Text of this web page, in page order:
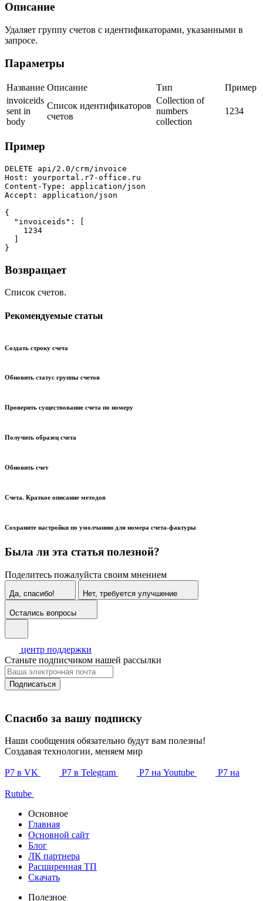
Описание
Удаляет группу счетов с идентификаторами, указанными в
запросе.
Параметры
Название Описание Тип
Пример
invoiceids
sent in
body
Список идентификаторов
счетов
Collection of
numbers
collection
1234
Пример
DELETE api/2.0/crm/invoice
Host: yourportal.r7-office.ru
Content-Type: application/json
Accept: application/json
{
  "invoiceids": [
    1234
}
Возвращает
Список счетов.
Рекомендуемые статьи
Создать строку счета
Обновить статус группы счетов
Проверить существование счета по номеру
Получить образец счета
Обновить счет
Счета. Краткое описание методов
Сохраните настройки по умолчанию для номера счета-фактуры
Была ли эта статья полезной?
Поделитесь пожалуйста своим мнением
Да, спасибо! Нет, требуется улучшение
Остались вопросы
центр поддержки
Станьте подписчиком нашей рассылки
Подписаться
Спасибо за вашу подписку
Наши сообщения обязательно будут вам полезны!
Создавая технологии, меняем мир
Р7 в VK Р7 в Telegram Р7 на Youtube Р7 на
Rutube
Основное
Главная
Основной сайт
Блог
ЛК партнера
Расширенная ТП
Скачать
Полезное